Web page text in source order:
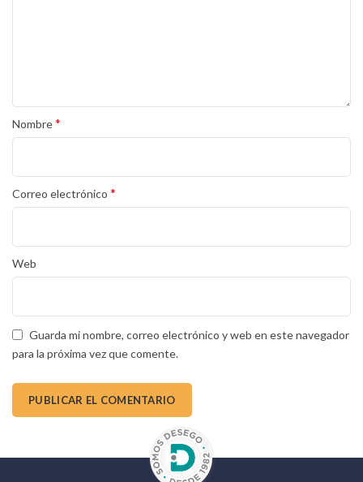
Nombre*
Correo electrónico *
Web
Guarda mi nombre, correo electrónico y web en este navegador
para la próxima vez que comente.